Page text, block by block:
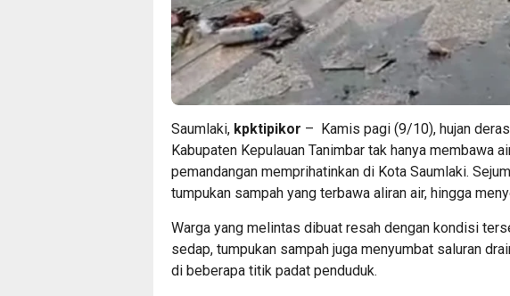
Saumlaki, kpktipikor – Kamis pagi (9/10), hujan
Kabupaten Kepulauan Tanimbar tak hanya membawa
pemandangan memprihatinkan di Kota Saumlaki.
tumpukan sampah yang terbawa aliran air, hingga
Warga yang melintas dibuat resah dengan kondisi
sedap, tumpukan sampah juga menyumbat saluran
di beberapa titik padat penduduk.